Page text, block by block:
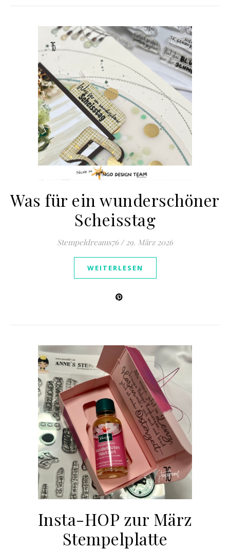
Was für ein wunderschöner
Scheisstag
Stempeldreams76 / 29. März 2026
WEITERLESEN
Insta-HOP zur März
Stempelplatte